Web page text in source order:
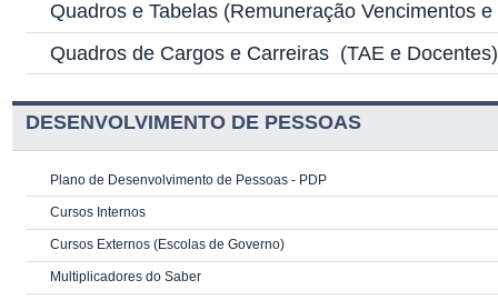
Quadros e Tabelas (Remuneração Vencimentos
Quadros de Cargos e Carreiras (TAE e Docentes)
DESENVOLVIMENTO DE PESSOAS
Plano de Desenvolvimento de Pessoas - PDP
Cursos Internos
Cursos Externos (Escolas de Governo)
Multiplicadores do Saber